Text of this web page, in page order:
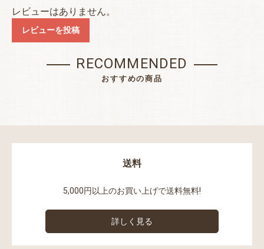
レビューはありません。
レビューを投稿
RECOMMENDED
おすすめの商品
送料
5,000円以上のお買い上げで送料無料!
詳しく見る